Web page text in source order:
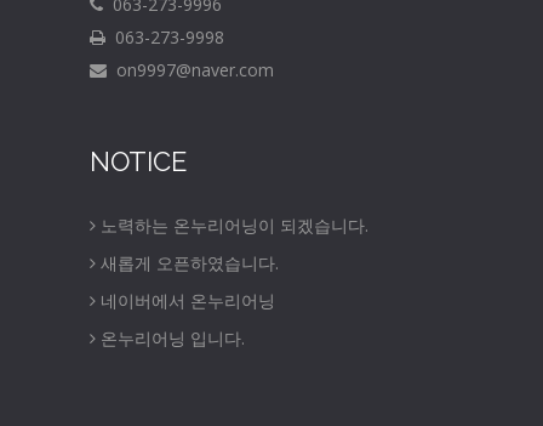
063-273-9998
on9997@naver.com
NOTICE
노력하는 온누리어닝이 되겠습니다.
새롭게 오픈하였습니다.
네이버에서 온누리어닝
온누리어닝 입니다.